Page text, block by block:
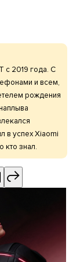
с 2019 года. С
и всем,
рождения
в успех Xiaomi
кто знал.